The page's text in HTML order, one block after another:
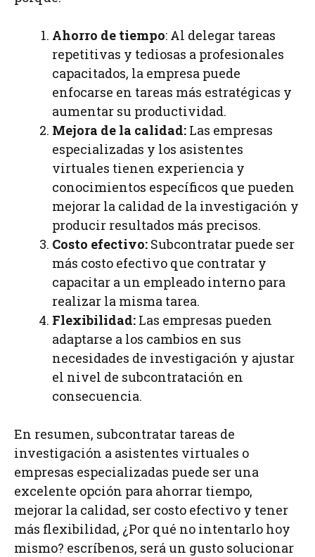
Ahorro de tiempo: Al delegar tareas
repetitivas y tediosas a profesionales
capacitados, la empresa puede
enfocarse en tareas más estratégicas y
aumentar su productividad.
Mejora de la calidad: Las empresas
especializadas y los asistentes
virtuales tienen experiencia y
conocimientos específicos que pueden
mejorar la calidad de la investigación y
producir resultados más precisos.
Costo efectivo: Subcontratar puede ser
más costo efectivo que contratar y
capacitar a un empleado interno para
realizar la misma tarea.
Flexibilidad: Las empresas pueden
adaptarse a los cambios en sus
necesidades de investigación y ajustar
el nivel de subcontratación en
consecuencia.
En resumen, subcontratar tareas de
investigación a asistentes virtuales o
empresas especializadas puede ser una
excelente opción para ahorrar tiempo,
mejorar la calidad, ser costo efectivo y tener
más flexibilidad, ¿Por qué no intentarlo hoy
mismo? escríbenos, será un gusto solucionar